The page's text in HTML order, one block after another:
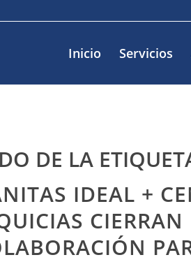
Inicio Servicios
DE LA
IDEAL +